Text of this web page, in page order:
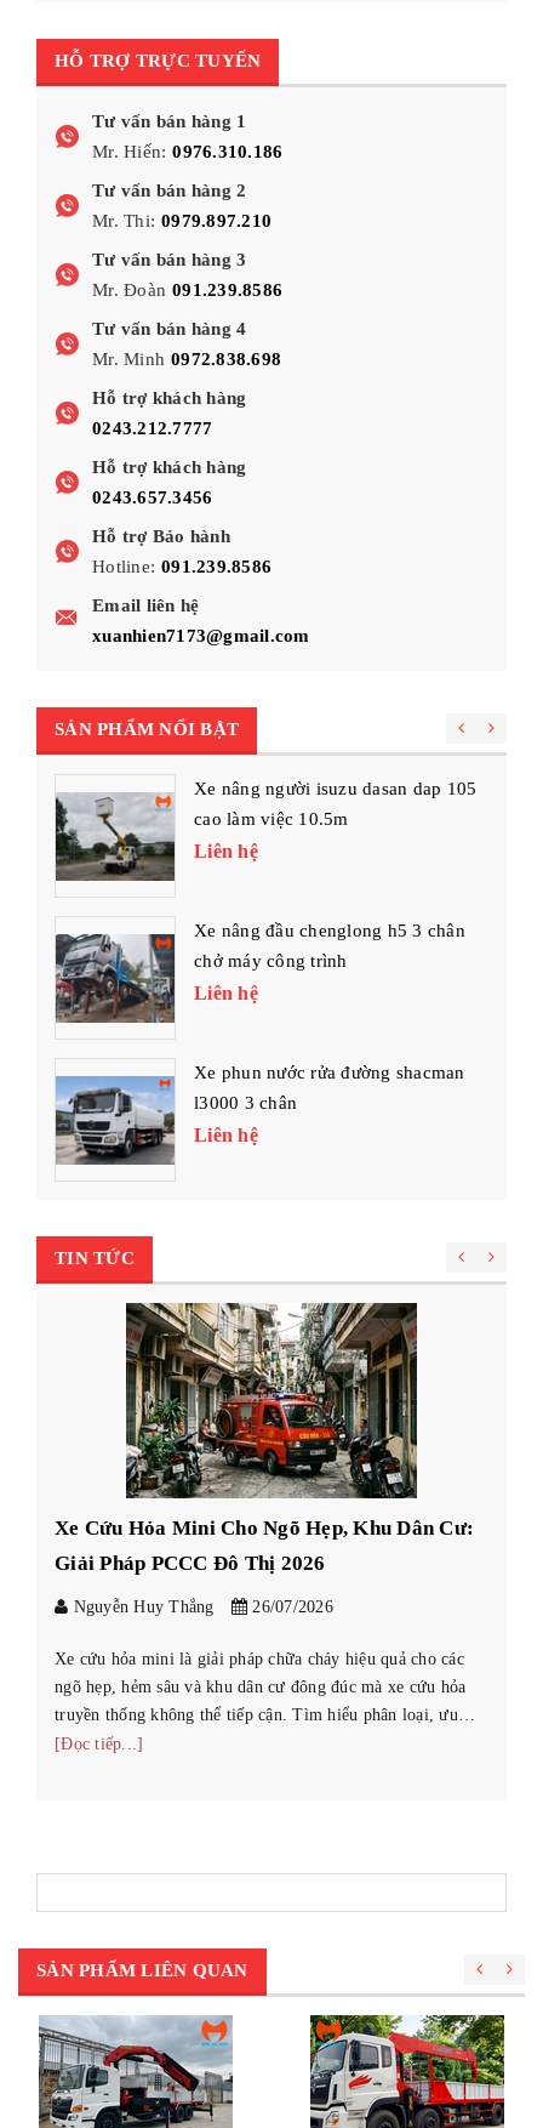
HỖ TRỢ TRỰC TUYẾN
Tư vấn bán hàng 1
Mr. Hiến: 0976.310.186
Tư vấn bán hàng 2
Mr. Thi: 0979.897.210
Tư vấn bán hàng 3
Mr. Đoàn 091.239.8586
Tư vấn bán hàng 4
Mr. Minh 0972.838.698
Hỗ trợ khách hàng
0243.212.7777
Hỗ trợ khách hàng
0243.657.3456
Hỗ trợ Bảo hành
Hotline: 091.239.8586
Email liên hệ
xuanhien7173@gmail.com
SẢN PHẨM NỔI BẬT
Xe nâng người isuzu dasan dap 105
cao làm việc 10.5m
Liên hệ
Xe nâng đầu chenglong h5 3 chân
chở máy công trình
Liên hệ
Xe phun nước rửa đường shacman
l3000 3 chân
Liên hệ
TIN TỨC
Xe Cứu Hỏa Mini Cho Ngõ Hẹp, Khu Dân Cư:
Giải Pháp PCCC Đô Thị 2026
Nguyễn Huy Thắng 26/07/2026
Xe cứu hỏa mini là giải pháp chữa cháy hiệu quả cho các
ngõ hẹp, hẻm sâu và khu dân cư đông đúc mà xe cứu hỏa
truyền thống không thể tiếp cận. Tìm hiểu phân loại, ưu
nhược điểm và cách chọn xe phù ...
[Đọc tiếp...]
SẢN PHẨM LIÊN QUAN